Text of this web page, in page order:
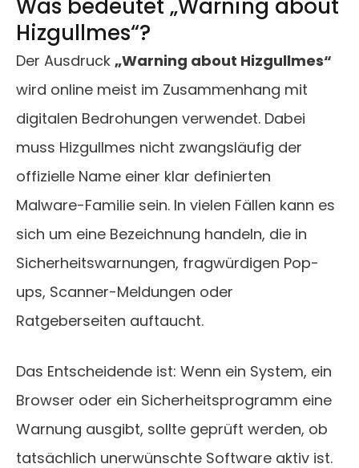
Was bedeutet „Warning about
Hizgullmes“?
Der Ausdruck „Warning about Hizgullmes“
wird online meist im Zusammenhang mit
digitalen Bedrohungen verwendet. Dabei
muss Hizgullmes nicht zwangsläufig der
offizielle Name einer klar definierten
Malware-Familie sein. In vielen Fällen kann es
sich um eine Bezeichnung handeln, die in
Sicherheitswarnungen, fragwürdigen Pop-
ups, Scanner-Meldungen oder
Ratgeberseiten auftaucht.
Das Entscheidende ist: Wenn ein System, ein
Browser oder ein Sicherheitsprogramm eine
Warnung ausgibt, sollte geprüft werden, ob
tatsächlich unerwünschte Software aktiv ist.